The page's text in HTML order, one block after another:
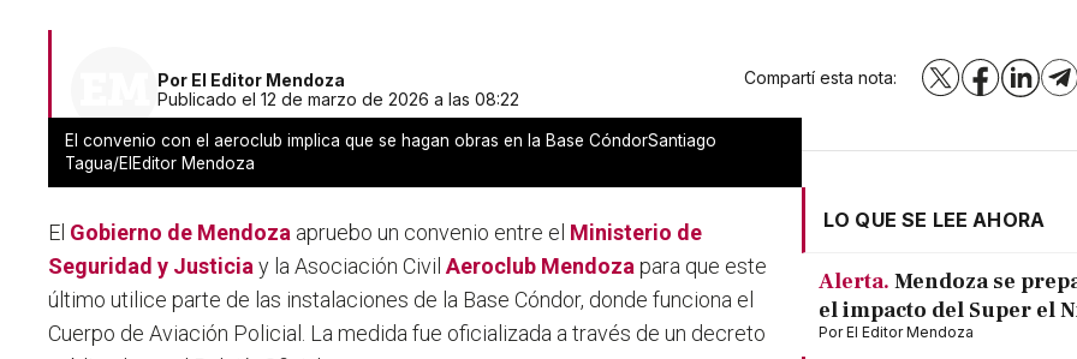
Por El Editor Mendoza
Publicado el 12 de marzo de 2026 a las 08:22
Compartí esta nota: X Facebook
El convenio con el aeroclub implica que se hagan obras en la Base CóndorSantiago
Tagua/ElEditor Mendoza
El Gobierno de Mendoza apruebo un convenio entre el Ministerio de
Seguridad y Justicia y la Asociación CivilAeroclub Mendoza para que este
último utilice parte de las instalaciones de la Base Cóndor, donde funciona el
Cuerpo de Aviación Policial. La medida fue oficializada a través de un decreto
LO QUE SE LEE AHORA
Alerta. Mendoza se
el impacto del Super el
PorEl Editor Mendoza